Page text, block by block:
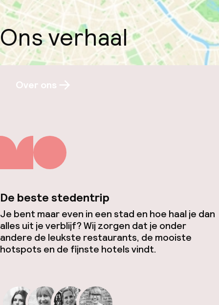
Ons verhaal
Over ons
De beste stedentrip
Je bent maar even in een stad en hoe haal je dan
alles uit je verblijf? Wij zorgen dat je onder
andere de leukste restaurants, de mooiste
hotspots en de fijnste hotels vindt.